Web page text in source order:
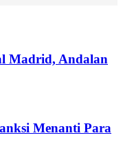
Madrid, Andalan
Menanti Para